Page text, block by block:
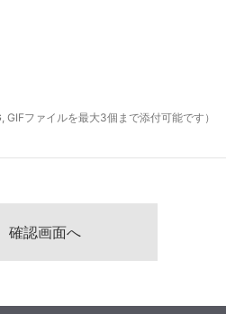
GIFファイルを最大3個まで添付可能です）